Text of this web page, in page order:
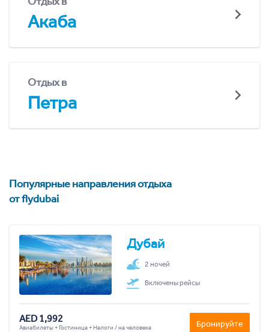
Акаба
Отдых в
Петра
Популярные направления отдыха
от flydubai
Дубай
2 ночей
Включены рейсы
AED 1,992
Авиабилеты + Гостиница + Налоги / на человека Бронируйте